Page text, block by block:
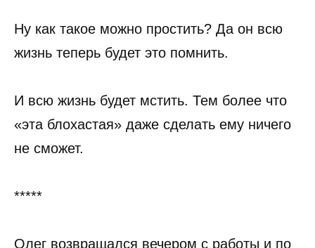
Ну как такое можно простить? Да он всю
жизнь теперь будет это помнить.
И всю жизнь будет мстить. Тем более что
«эта блохастая» даже сделать ему ничего
не сможет.
*****
Олег возвращался вечером с работы и по